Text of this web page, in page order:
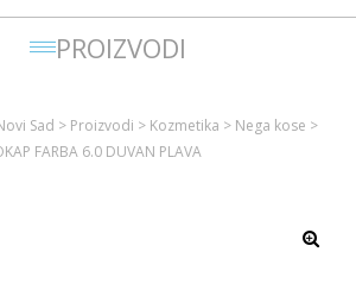
PROIZVODI
Sad > Proizvodi > Kozmetika > Nega kose >
FARBA 6.0 DUVAN PLAVA